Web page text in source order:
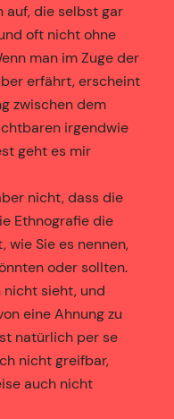
auf, die selbst gar
oft nicht ohne
man im Zuge der
erfährt, erscheint
zwischen dem
irgendwie
geht es mir
nicht, dass die
Ethnografie die
wie Sie es nennen,
oder sollten.
nicht sieht, und
eine Ahnung zu
natürlich per se
nicht greifbar,
auch nicht